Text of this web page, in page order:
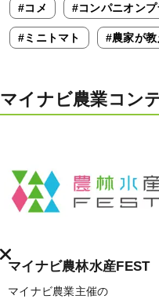
#コメ #コンパニオンプ
#ミニトマト #農家が
マイナビ農業コン
マイナビ農林水産FEST
マイナビ農業主催の